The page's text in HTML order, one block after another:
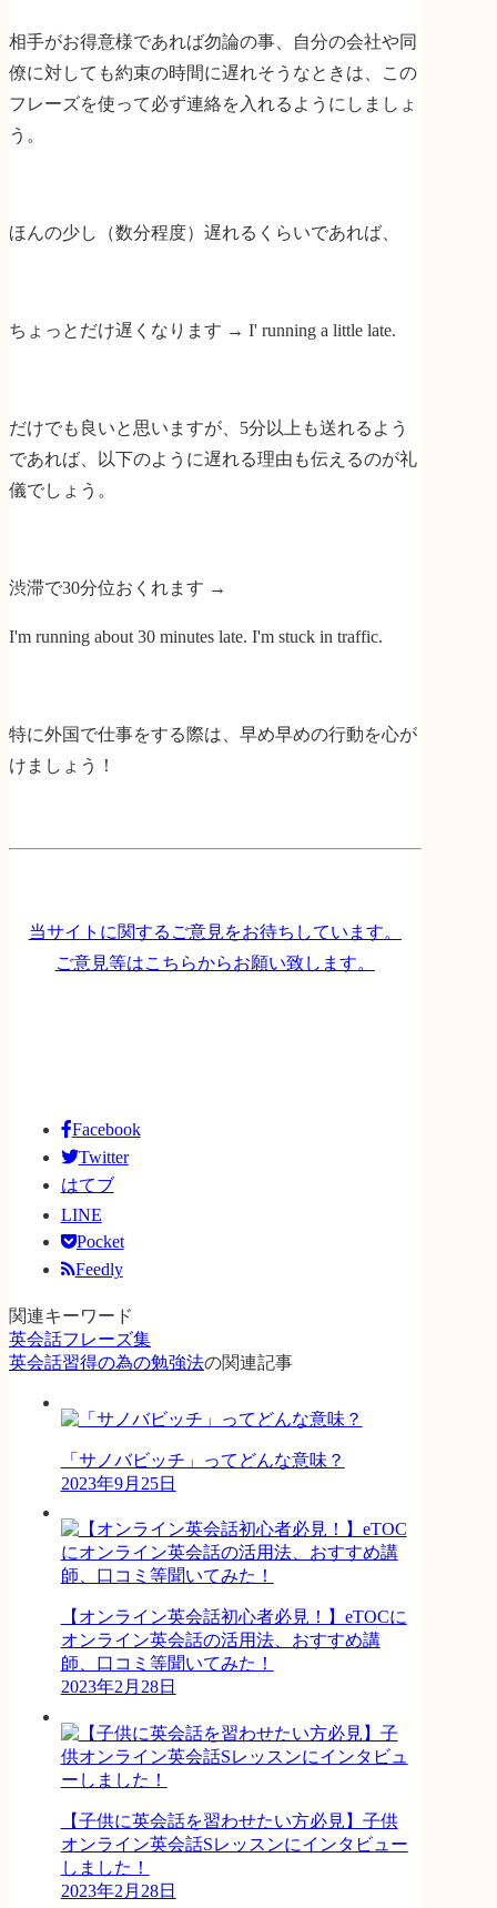
相手がお得意様であれば勿論の事、自分の会社や同
僚に対しても約束の時間に遅れそうなときは、この
フレーズを使って必ず連絡を入れるようにしましょ
う。
ほんの少し（数分程度）遅れるくらいであれば、
ちょっとだけ遅くなります → I' running a little late.
だけでも良いと思いますが、5分以上も送れるよう
であれば、以下のように遅れる理由も伝えるのが礼
儀でしょう。
渋滞で30分位おくれます →
I'm running about 30 minutes late. I'm stuck in traffic.
特に外国で仕事をする際は、早め早めの行動を心が
けましょう！
当サイトに関するご意見をお待ちしています。
ご意見等はこちらからお願い致します。
Facebook
Twitter
はてブ
LINE
Pocket
Feedly
関連キーワード
英会話フレーズ集
英会話習得の為の勉強法の関連記事
「サノバビッチ」ってどんな意味？
2023年9月25日
【オンライン英会話初心者必見！】eTOCに
オンライン英会話の活用法、おすすめ講
師、口コミ等聞いてみた！
2023年2月28日
【子供に英会話を習わせたい方必見】子供
オンライン英会話Sレッスンにインタビュー
しました！
2023年2月28日